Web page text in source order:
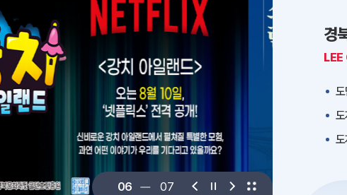
06 07
경